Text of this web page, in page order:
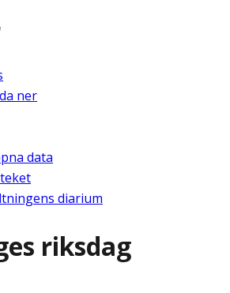
ner
data
diarium
riksdag